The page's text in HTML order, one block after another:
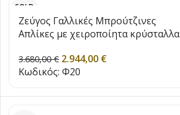
SOLD
OUT
Ζεύγος Γαλλικές Μπρούτζινες
Απλίκες με χειροποίητα κρύσταλλα
3.680,00€ 2.944,00 €
Κωδικός: Φ20